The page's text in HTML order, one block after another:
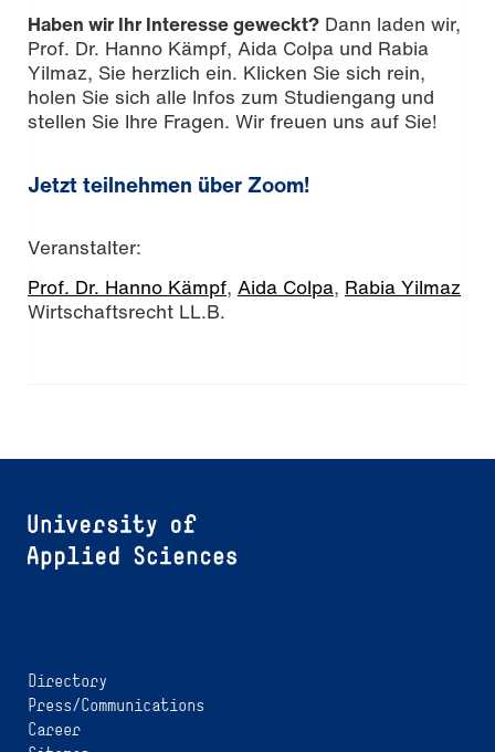
Haben wir Ihr Interesse geweckt? Dann laden wir,
Prof. Dr. Hanno Kämpf, Aida Colpa und Rabia
Yilmaz, Sie herzlich ein. Klicken Sie sich rein,
holen Sie sich alle Infos zum Studiengang und
stellen Sie Ihre Fragen. Wir freuen uns auf Sie!
Jetzt teilnehmen über Zoom!
Veranstalter:
Prof. Dr. Hanno Kämpf, Aida Colpa, Rabia Yilmaz
Wirtschaftsrecht LL.B.
Directory
Press/Communications
Career